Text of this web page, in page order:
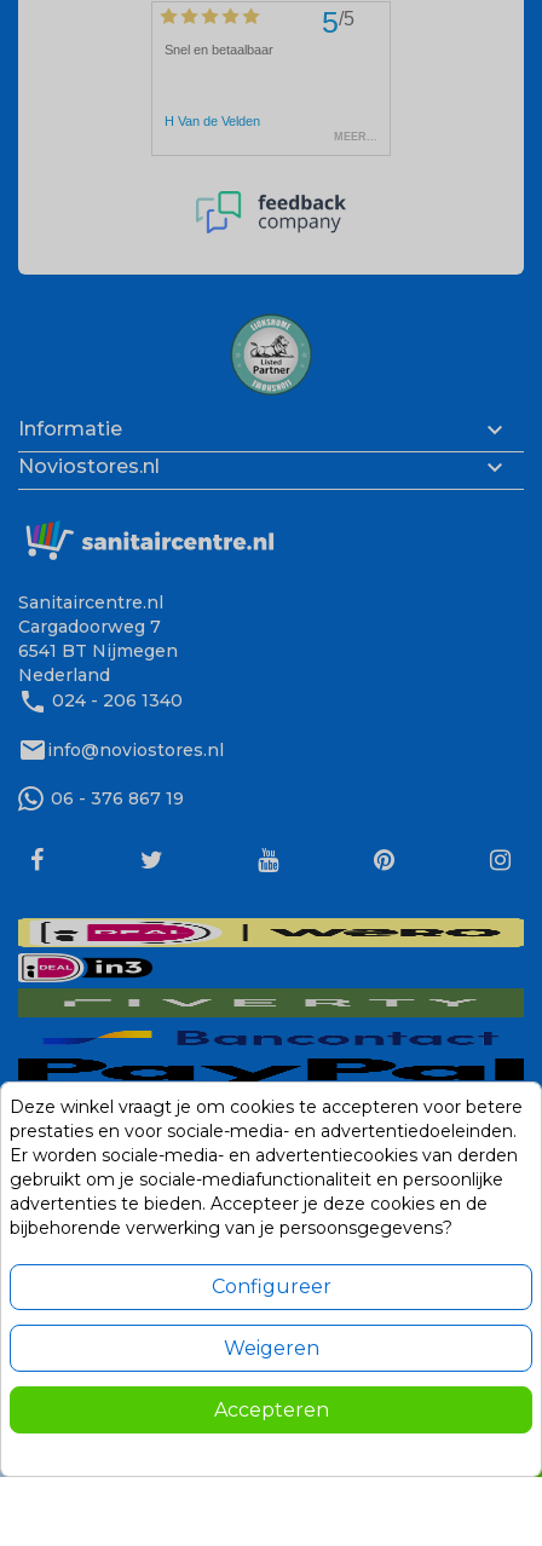
Informatie 
Noviostores.nl 
Sanitaircentre.nl
Cargadoorweg 7
6541 BT Nijmegen
Nederland
phone 024 - 206 1340
mailinfo@noviostores.nl
06 - 376 867 19
Deze winkel vraagt je om cookies te accepteren voor betere
prestaties en voor sociale-media- en advertentiedoeleinden.
Er worden sociale-media- en advertentiecookies van derden
gebruikt om je sociale-mediafunctionaliteit en persoonlijke
advertenties te bieden. Accepteer je deze cookies en de
bijbehorende verwerking van je persoonsgegevens?
Configureer
Weigeren
Accepteren